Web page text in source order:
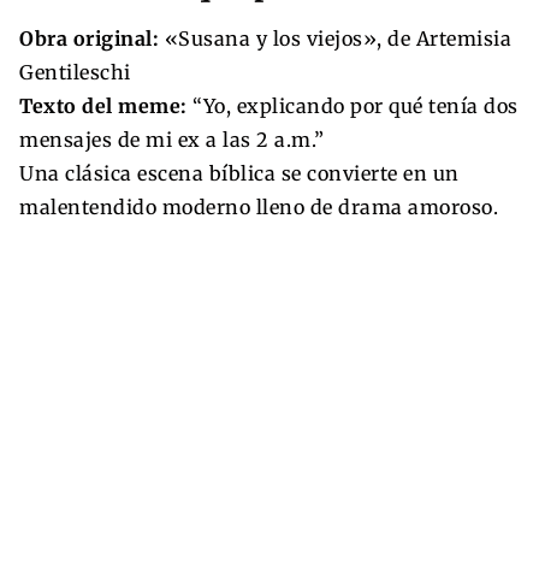
Obra original: «Susana y los viejos», de Artemisia
Gentileschi
Texto del meme: “Yo, explicando por qué tenía dos
mensajes de mi ex a las 2 a.m.”
Una clásica escena bíblica se convierte en un
malentendido moderno lleno de drama amoroso.